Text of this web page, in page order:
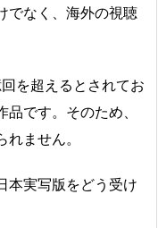
でなく、海外の視聴
を超えるとされてお
です。そのため、
ません。
本実写版をどう受け